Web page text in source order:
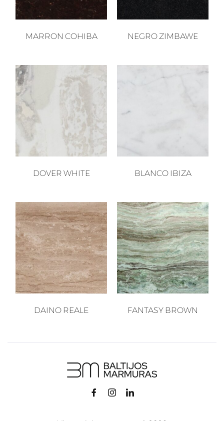
MARRON COHIBA NEGRO ZIMBAWE
DOVER WHITE BLANCO IBIZA
DAINO REALE FANTASY BROWN